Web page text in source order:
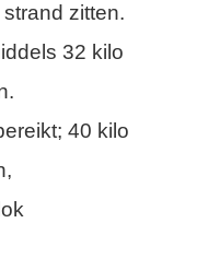
zitten.
32 kilo
40 kilo